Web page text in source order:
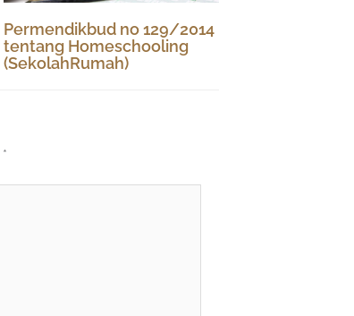
Permendikbud no 129/2014
tentang Homeschooling
(SekolahRumah)
*